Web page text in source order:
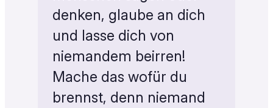
denken, glaube an dich
und lasse dich von
niemandem beirren!
Mache das wofür du
brennst, denn niemand